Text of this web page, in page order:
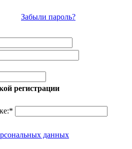
Забыли пароль?
регистрации
*
данных